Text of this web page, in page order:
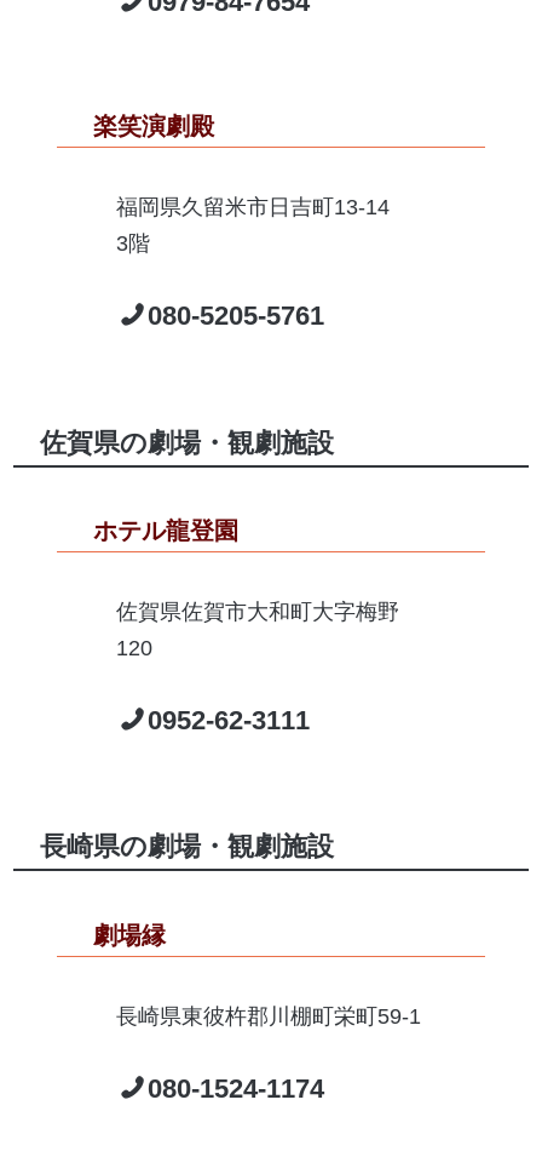
楽笑演劇殿
福岡県久留米市日吉町13-14
3階
080-5205-5761
佐賀県の劇場・観劇施設
ホテル龍登園
佐賀県佐賀市大和町大字梅野
120
0952-62-3111
長崎県の劇場・観劇施設
劇場縁
長崎県東彼杵郡川棚町栄町59-1
080-1524-1174